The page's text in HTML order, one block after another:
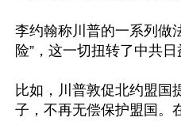
李约翰称川普的一系列做
险”，这一切扭转了中共日
比如，川普敦促北约盟国
子，不再无偿保护盟国。